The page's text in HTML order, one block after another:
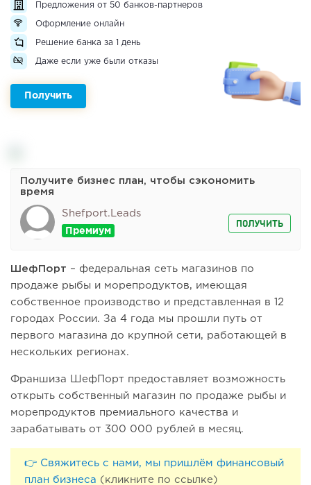
Предложения от 50 банков-партнеров
Оформление онлайн
Решение банка за 1 день
Даже если уже были отказы
Получить
Получите бизнес план, чтобы сэкономить
время
Shefport.leads
ПОЛУЧИТЬ
ШефПорт – федеральная сеть магазинов по
продаже рыбы и морепродуктов, имеющая
собственное производство и представленная в 12
городах России. За 4 года мы прошли путь от
первого магазина до крупной сети, работающей в
нескольких регионах.
Франшиза ШефПорт предоставляет возможность
открыть собственный магазин по продаже рыбы и
морепродуктов премиального качества и
зарабатывать от 300 000 рублей в месяц.
👉 Свяжитесь с нами, мы пришлём финансовый
план бизнеса (кликните по ссылке)